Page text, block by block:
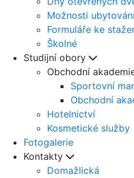
Možnosti
Formuláře ke
Školné
Studijní obory
Obchodní
Sportovní
Obchodní
Hotelnictví
Kosmetické služby
Fotogalerie
Kontakty
Domažlická